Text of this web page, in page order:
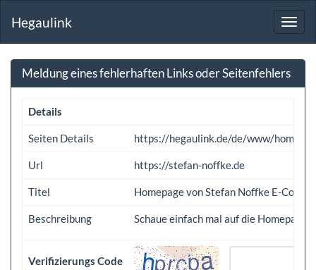
Hegaulink
Meldung eines fehlerhaften Links oder Seitenfehlers
Details
Seiten Details https://hegaulink.de/de/www/
Url https://stefan-noffke.de
Titel Homepage von Stefan Noffke E-
Beschreibung Schaue einfach mal auf die
Verifizierungs Code